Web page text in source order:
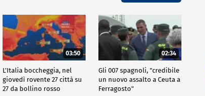
03:50
L'Italia boccheggia, nel
giovedì rovente 27 città su
27 da bollino rosso
02:34
Gli 007 spagnoli, "credibile
un nuovo assalto a Ceuta a
Ferragosto"